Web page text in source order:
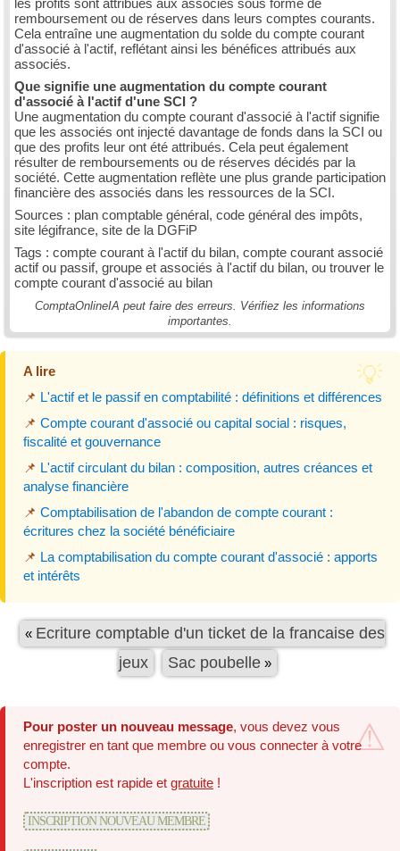
les profits sont attribués aux associés sous forme de
remboursement ou de réserves dans leurs comptes courants.
Cela entraîne une augmentation du solde du compte courant
d'associé à l'actif, reflétant ainsi les bénéfices attribués aux
associés.
Que signifie une augmentation du compte courant
d'associé à l'actif d'une SCI ?
Une augmentation du compte courant d'associé à l'actif signifie
que les associés ont injecté davantage de fonds dans la SCI ou
que des profits leur ont été attribués. Cela peut également
résulter de remboursements ou de réserves décidés par la
société. Cette augmentation reflète une plus grande participation
financière des associés dans les ressources de la SCI.
Sources : plan comptable général, code général des impôts,
site légifrance, site de la DGFiP
Tags : compte courant à l'actif du bilan, compte courant associé
actif ou passif, groupe et associés à l'actif du bilan, ou trouver le
compte courant d'associé au bilan
ComptaOnlineIA peut faire des erreurs. Vérifiez les informations
importantes.
A lire
📌 L'actif et le passif en comptabilité : définitions et différences
📌 Compte courant d'associé ou capital social : risques,
fiscalité et gouvernance
📌 L'actif circulant du bilan : composition, autres créances et
analyse financière
📌 Comptabilisation de l'abandon de compte courant :
écritures chez la société bénéficiaire
📌 La comptabilisation du compte courant d'associé : apports
et intérêts
« Ecriture comptable d'un ticket de la francaise des
jeux
Sac poubelle »
Pour poster un nouveau message, vous devez vous
enregistrer en tant que membre ou vous connecter à votre
compte.
L'inscription est rapide et gratuite !
INSCRIPTION NOUVEAU MEMBRE